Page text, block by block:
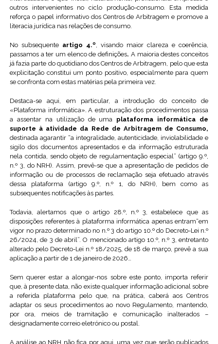
outros intervenientes no ciclo produção-consumo. Esta medida
reforça o papel informativo dos Centros de Arbitragem e promove a
literacia jurídica nas relações de consumo.
No subsequente artigo 4.º, visando maior clareza e coerência,
passamos a ter um elenco de definições. A maioria destes conceitos
já fazia parte do quotidiano dos Centros de Arbitragem, pelo que esta
explicitação constitui um ponto positivo, especialmente para quem
se confronta com estas matérias pela primeira vez.
Destaca-se aqui, em particular, a introdução do conceito de
«Plataforma informática». A estruturação dos procedimentos passa
a assentar na utilização de uma plataforma informática de
suporte à atividade da Rede de Arbitragem de Consumo,
destinada agarantir “a integralidade, autenticidade, inviolabilidade e
sigilo dos documentos apresentados e da informação estruturada
nela contida, sendo objeto de regulamentação especial” (artigo 9.º,
n.º 3, do NRH). Assim, prevê-se que a apresentação de pedidos de
informação ou de processos de reclamação seja efetuado através
dessa plataforma (artigo 9.º, n.º 1, do NRH), bem como as
subsequentes notificações às partes.
Todavia, alertamos que o artigo 28.º, n.º 3, estabelece que as
disposições referentes à plataforma informática apenas entram“em
vigor no prazo determinado no n.º 3 do artigo 10.º do Decreto-Lei n.º
26/2024, de 3 de abril”. O mencionado artigo 10.º, n.º 3, entretanto
alterado pelo Decreto-Lei n.º 18/2025, de 18 de março, prevê a sua
aplicação a partir de 1 de janeiro de 2026…
Sem querer estar a alongar-nos sobre este ponto, importa referir
que, à presente data, não existe qualquer informação adicional sobre
a referida plataforma pelo que, na prática, caberá aos Centros
adaptar os seus procedimentos ao novo Regulamento, mantendo,
por ora, meios de tramitação e comunicação inalterados –
designadamente correio eletrónico ou postal.
A análise ao NRH não fica por aqui, uma vez que serão publicados